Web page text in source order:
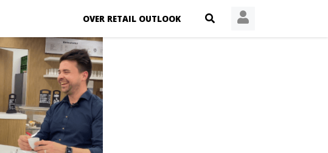
OVER RETAIL OUTLOOK